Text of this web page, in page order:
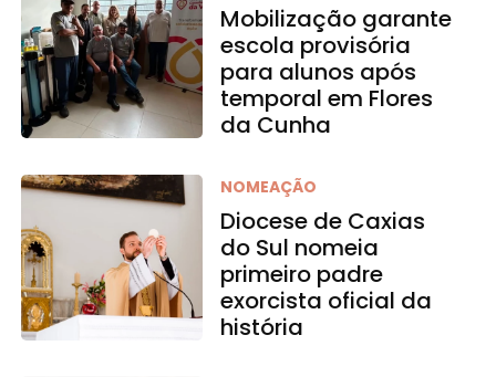
Mobilização garante
escola provisória
para alunos após
temporal em Flores
da Cunha
NOMEAÇÃO
Diocese de Caxias
do Sul nomeia
primeiro padre
exorcista oficial da
história